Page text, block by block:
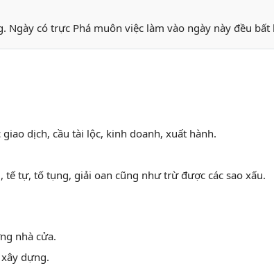
Ngày có trực Phá muôn việc làm vào ngày này đều
dịch, cầu tài lộc, kinh doanh, xuất hành.
tế tự, tố tụng, giải oan cũng như trừ được các sao xấu.
nhà cửa.
dựng.